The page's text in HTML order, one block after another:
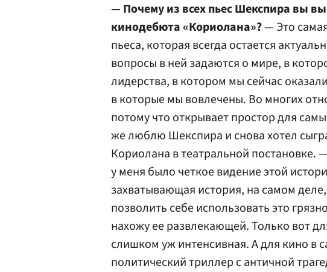
— Почему из всех пьес Шекспира вы
кинодебюта «Кориолана»?— Это
пьеса, которая всегда остается
вопросы в ней задаются о мире, в
лидерства, в котором мы сейчас
в которые мы вовлечены. Во многих
потому что открывает простор для
же люблю Шекспира и снова хотел
Кориолана в театральной постановке.
у меня было четкое видение этой
захватывающая история, на самом
позволить себе использовать это
нахожу ее развлекающей. Только вот
слишком уж интенсивная. А для кино в
политический триллер с античной